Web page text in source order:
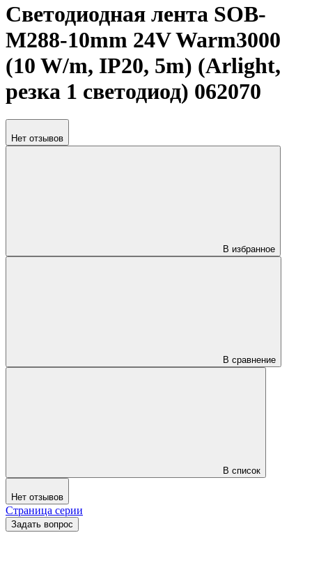
Светодиодная лента SOB-
M288-10mm 24V Warm3000
(10 W/m, IP20, 5m) (Arlight,
резка 1 светодиод) 062070
Нет отзывов
В избранное
В сравнение
В список
Нет отзывов
Страница серии
Задать вопрос